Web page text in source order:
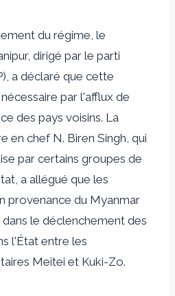
du régime, le
dirigé par le parti
a déclaré que cette
par l'afflux de
des pays voisins. La
en chef N. Biren Singh, qui
par certains groupes de
a allégué que les
provenance du Myanmar
le déclenchement des
l'État entre les
Meitei et Kuki-Zo.